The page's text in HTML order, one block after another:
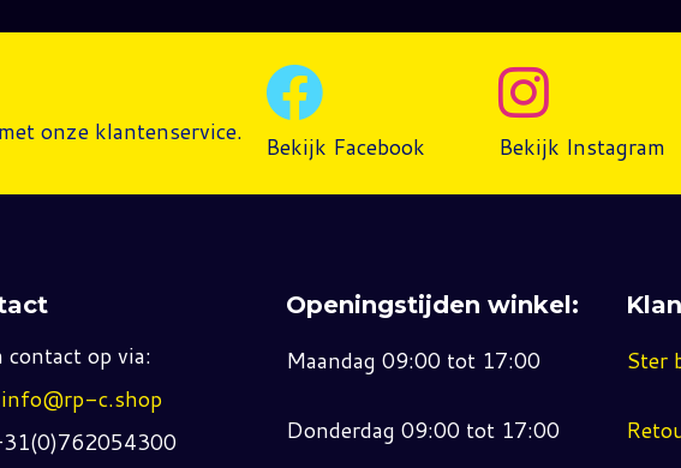
onze klantenservice. Bekijk Facebook Bekijk Instagram
contact op via:
info@rp-c.shop
Openingstijden winkel:
Maandag 09:00 tot 17:00
Donderdag 09:00 tot 17:00
Ster